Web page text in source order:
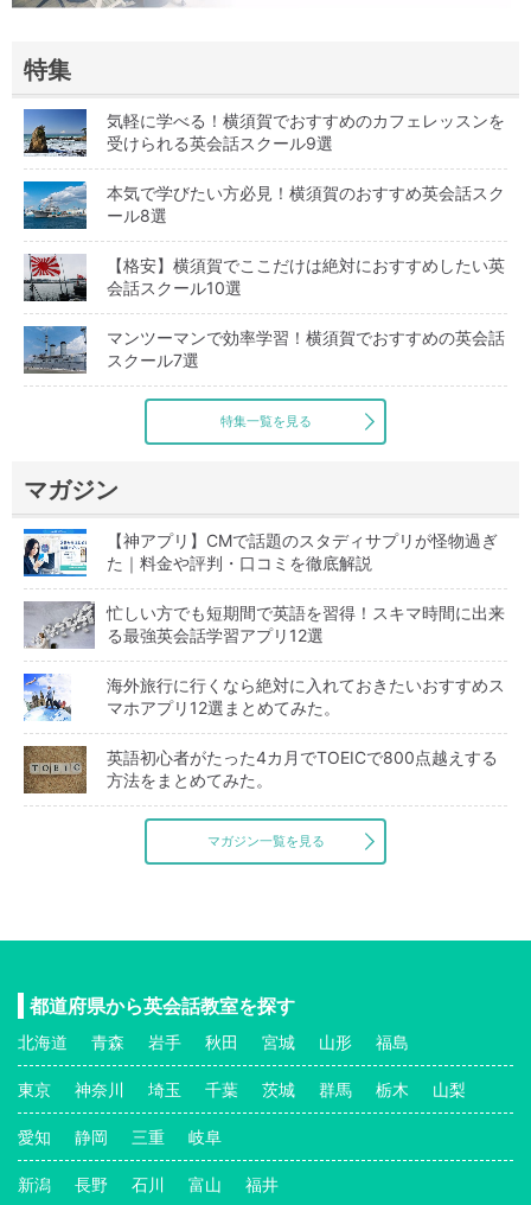
特集
気軽に学べる！横須賀でおすすめのカフェレッスンを
受けられる英会話スクール9選
本気で学びたい方必見！横須賀のおすすめ英会話スク
ール8選
【格安】横須賀でここだけは絶対におすすめしたい英
会話スクール10選
マンツーマンで効率学習！横須賀でおすすめの英会話
スクール7選
特集一覧を見る
マガジン
【神アプリ】CMで話題のスタディサプリが怪物過ぎ
た｜料金や評判・口コミを徹底解説
忙しい方でも短期間で英語を習得！スキマ時間に出来
る最強英会話学習アプリ12選
海外旅行に行くなら絶対に入れておきたいおすすめス
マホアプリ12選まとめてみた。
英語初心者がたった4カ月でTOEICで800点越えする
方法をまとめてみた。
マガジン一覧を見る
都道府県から英会話教室を探す
北海道 青森 岩手 秋田 宮城 山形 福島
東京 神奈川 埼玉 千葉 茨城 群馬 栃木 山梨
愛知 静岡 三重 岐阜
新潟 長野 石川 富山 福井